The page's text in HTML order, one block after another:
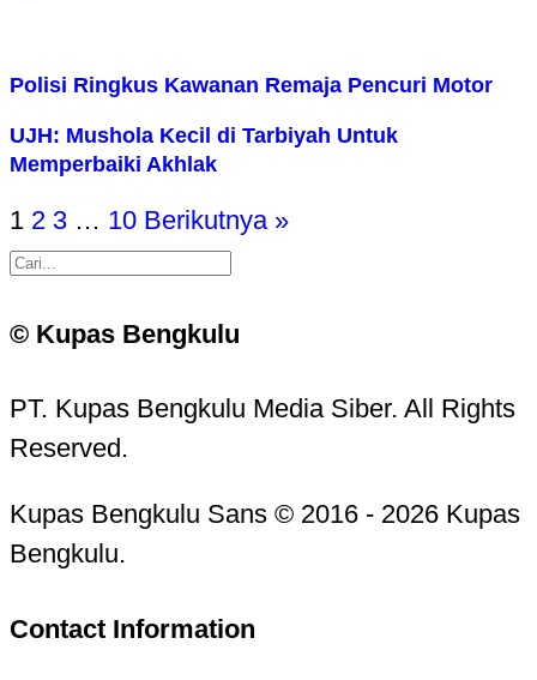
Polisi Ringkus Kawanan Remaja Pencuri Motor
UJH: Mushola Kecil di Tarbiyah Untuk
Memperbaiki Akhlak
1 2 3 … 10 Berikutnya »
© Kupas Bengkulu
PT. Kupas Bengkulu Media Siber. All Rights
Reserved.
Kupas Bengkulu Sans © 2016 - 2026 Kupas
Bengkulu.
Contact Information